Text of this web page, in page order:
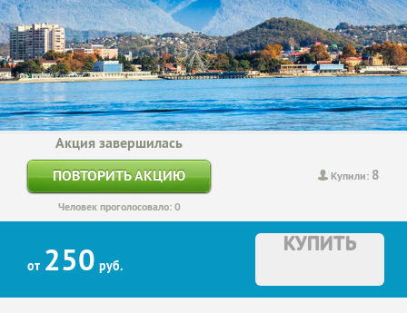
Купили: 8
Акция завершилась
ПОВТОРИТЬ АКЦИЮ
Человек проголосовало: 0
от 250 руб.
КУПИТЬ